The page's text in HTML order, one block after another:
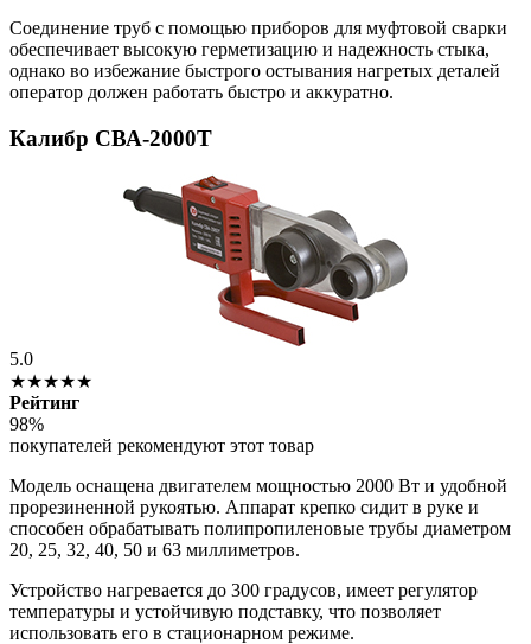
Соединение труб с помощью приборов для муфтовой сварки
обеспечивает высокую герметизацию и надежность стыка,
однако во избежание быстрого остывания нагретых деталей
оператор должен работать быстро и аккуратно.
Калибр СВА-2000Т
5.0
★★★★★
Рейтинг
98%
покупателей рекомендуют этот товар
Модель оснащена двигателем мощностью 2000 Вт и удобной
прорезиненной рукоятью. Аппарат крепко сидит в руке и
способен обрабатывать полипропиленовые трубы диаметром
20, 25, 32, 40, 50 и 63 миллиметров.
Устройство нагревается до 300 градусов, имеет регулятор
температуры и устойчивую подставку, что позволяет
использовать его в стационарном режиме.